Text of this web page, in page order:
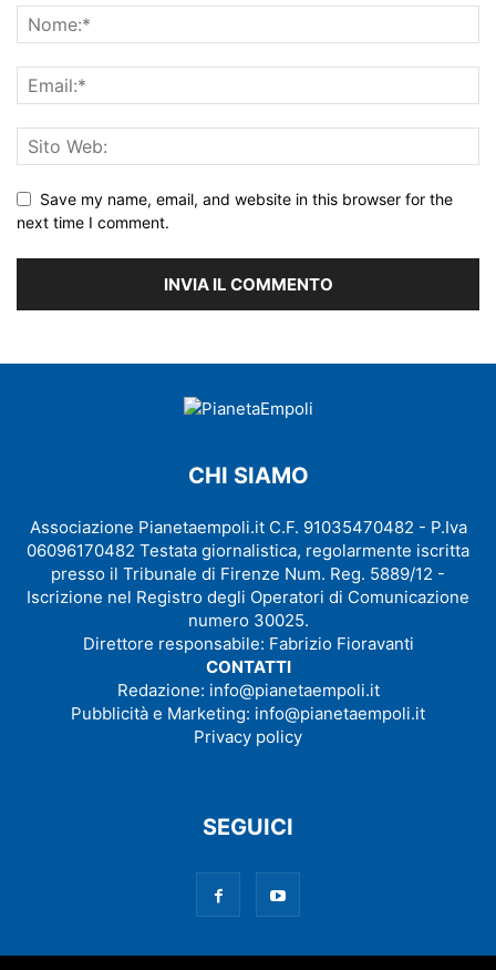
Save my name, email, and website in this browser for the
next time I comment.
CHI SIAMO
Associazione Pianetaempoli.it C.F. 91035470482 - P.Iva
06096170482 Testata giornalistica, regolarmente iscritta
presso il Tribunale di Firenze Num. Reg. 5889/12 -
Iscrizione nel Registro degli Operatori di Comunicazione
numero 30025.
Direttore responsabile: Fabrizio Fioravanti
CONTATTI
Redazione: info@pianetaempoli.it
Pubblicità e Marketing: info@pianetaempoli.it
Privacy policy
SEGUICI